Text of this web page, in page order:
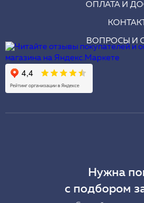
ОПЛАТА И
ВОПРОСЫ И
Нужна
с подбором